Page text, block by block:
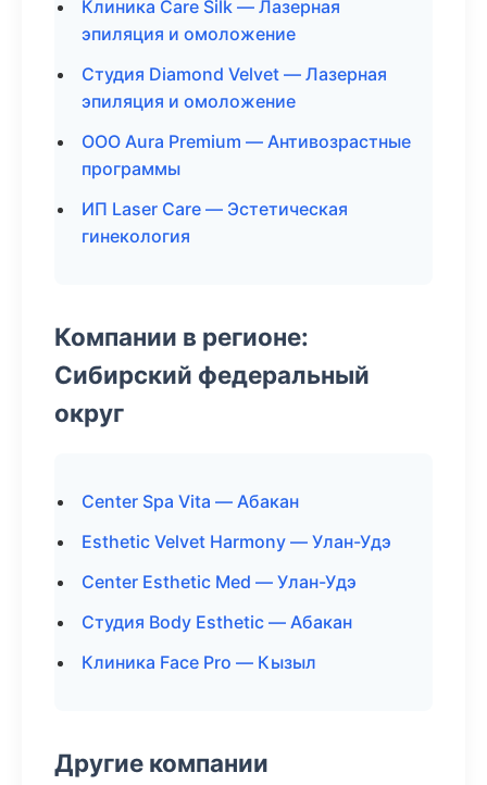
Клиника Care Silk — Лазерная
эпиляция и омоложение
Студия Diamond Velvet — Лазерная
эпиляция и омоложение
ООО Aura Premium — Антивозрастные
программы
ИП Laser Care — Эстетическая
гинекология
Компании в регионе:
Сибирский федеральный
округ
Center Spa Vita — Абакан
Esthetic Velvet Harmony — Улан-Удэ
Center Esthetic Med — Улан-Удэ
Студия Body Esthetic — Абакан
Клиника Face Pro — Кызыл
Другие компании